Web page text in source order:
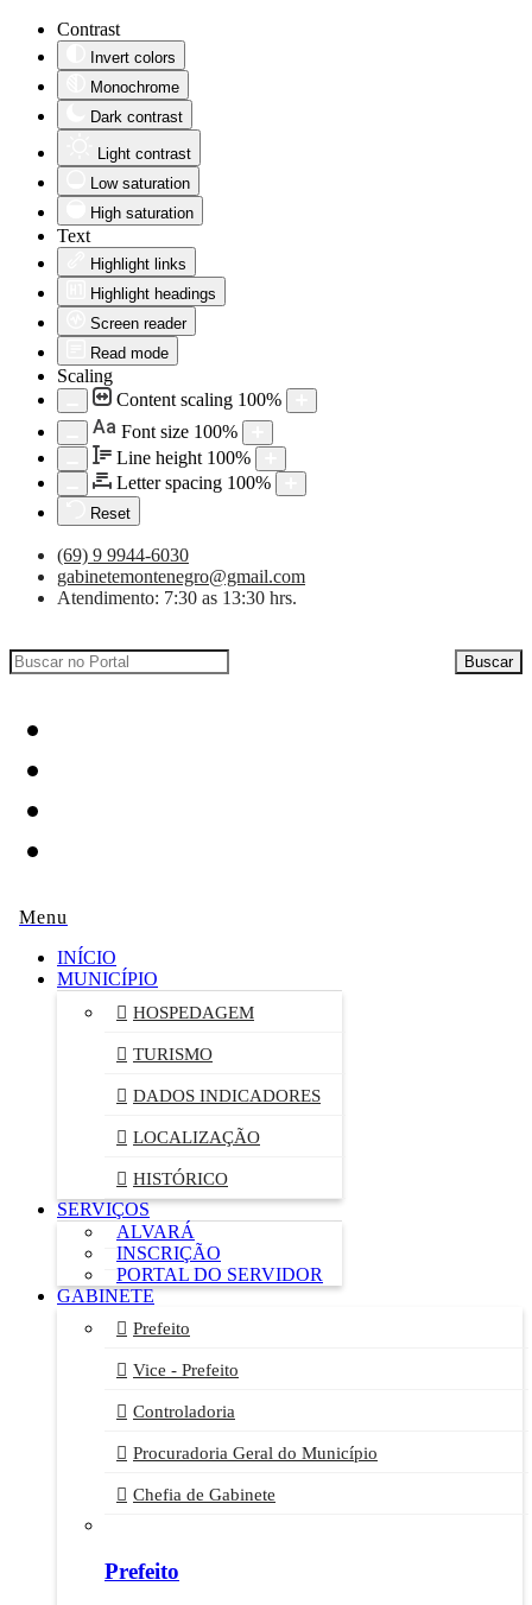
Contrast
Invert colors
Monochrome
Dark contrast
Light contrast
Low saturation
High saturation
Text
Highlight links
Highlight headings
Screen reader
Read mode
Scaling
Content scaling 100%
Aa Font size 100%
Line height 100%
Letter spacing 100%
Reset
(69) 9 9944-6030
gabinetemontenegro@gmail.com
Atendimento: 7:30 as 13:30 hrs.
Buscar
INÍCIO
MUNICÍPIO
HOSPEDAGEM
TURISMO
DADOS INDICADORES
LOCALIZAÇÃO
HISTÓRICO
SERVIÇOS
ALVARÁ
INSCRIÇÃO
PORTAL DO SERVIDOR
GABINETE
Prefeito
Vice - Prefeito
Controladoria
Procuradoria Geral do Município
Chefia de Gabinete
Prefeito